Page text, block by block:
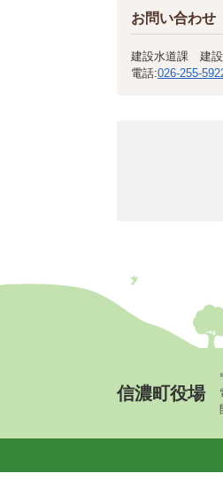
お問い合わせ
建設水道課 建
電話:026-255-
信濃町役場